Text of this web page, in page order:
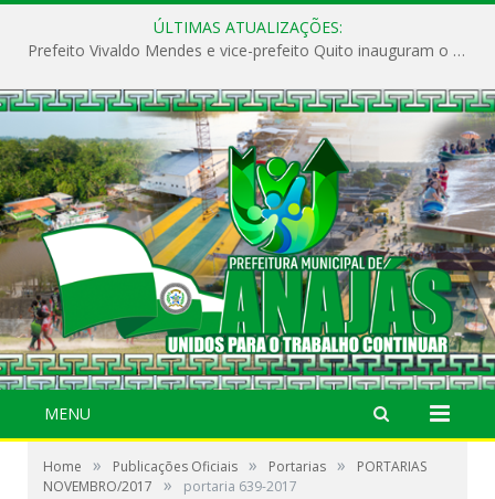
ÚLTIMAS ATUALIZAÇÕES:
Prefeito Vivaldo Mendes e vice-prefeito Quito inauguram o CAPS e fortalecem a saúde pública em Anajás.
MENU
Home » Publicações Oficiais » Portarias »
PORTARIAS
NOVEMBRO/2017
» portaria 639-2017